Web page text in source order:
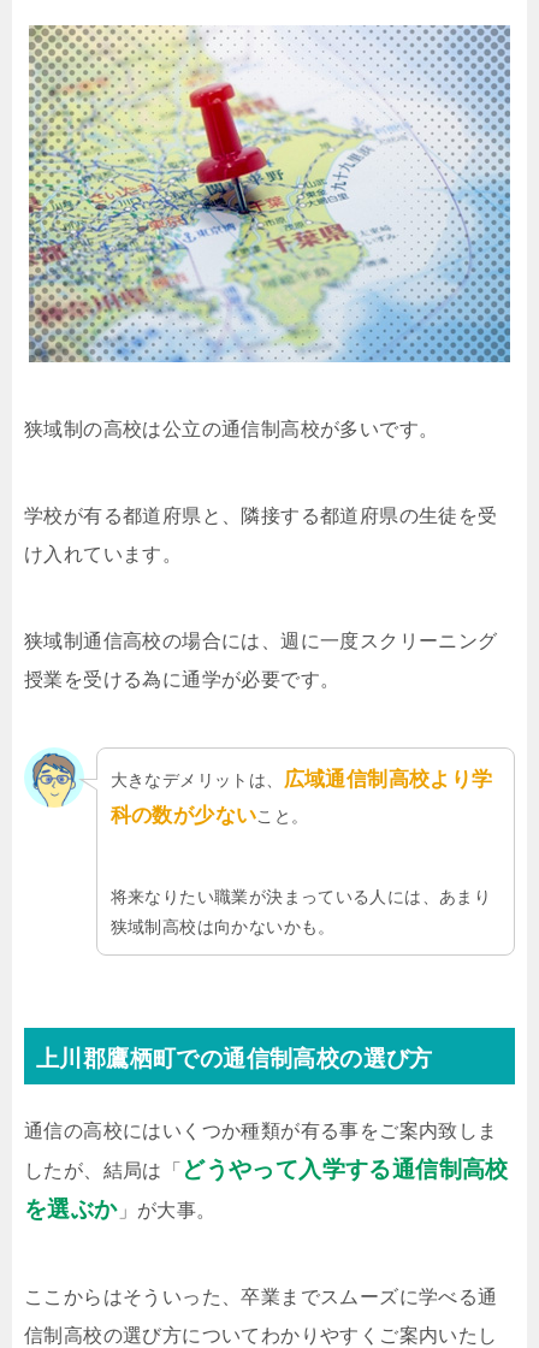
狭域制の高校は公立の通信制高校が多いです。
学校が有る都道府県と、隣接する都道府県の生徒を受
け入れています。
狭域制通信高校の場合には、週に一度スクリーニング
授業を受ける為に通学が必要です。
大きなデメリットは、 広域通信制高校より学
科の数が少ないこと。
将来なりたい職業が決まっている人には、あまり
狭域制高校は向かないかも。
上川郡鷹栖町での通信制高校の選び方
通信の高校にはいくつか種類が有る事をご案内致しま
したが、結局は「 どうやって入学する通信制高校
を選ぶか」が大事。
ここからはそういった、卒業までスムーズに学べる通
信制高校の選び方についてわかりやすくご案内いたし